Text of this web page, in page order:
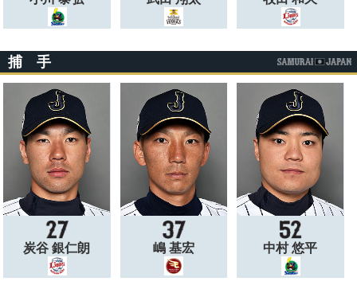
捕 手
炭谷 銀仁朗 嶋 基宏 中村 悠平